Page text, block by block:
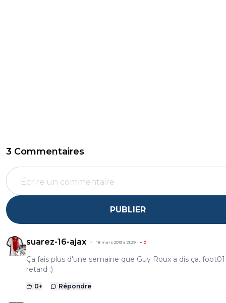
3 Commentaires
PUBLIER
suarez-16-ajax 18 mars 2013 à 21:29 + 0
Ça fais plus d'une semaine que Guy Roux a dis ça.
retard :)
0+ Répondre